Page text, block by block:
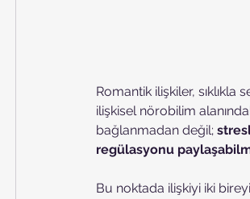
Romantik ilişkiler,
ilişkisel nörobilim
bağlanmadan değil;
regülasyonu
Bu noktada ilişkiyi iki